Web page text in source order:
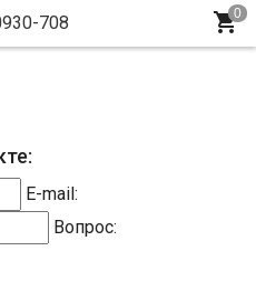
E-mail:
Вопрос: